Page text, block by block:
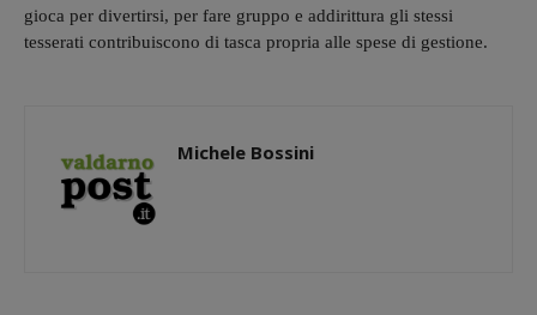
gioca per divertirsi, per fare gruppo e addirittura gli stessi
tesserati contribuiscono di tasca propria alle spese di gestione.
Michele Bossini